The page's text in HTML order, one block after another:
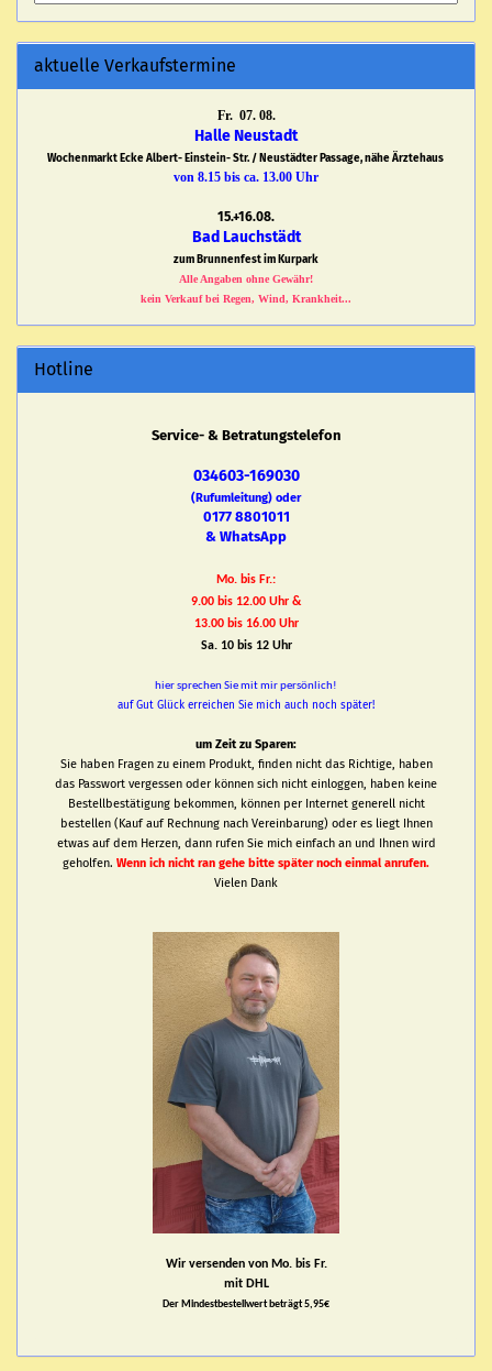
aktuelle Verkaufstermine
Fr. 07. 08.
Halle Neustadt
Wochenmarkt Ecke Albert- Einstein- Str. / Neustädter Passage, nähe Ärztehaus
von 8.15 bis ca. 13.00 Uhr
15.+16.08.
Bad Lauchstädt
zum Brunnenfest im Kurpark
Alle Angaben ohne Gewähr!
kein Verkauf bei Regen, Wind, Krankheit...
Hotline
Service- & Betratungstelefon
034603-169030
(Rufumleitung) oder
0177 8801011
& WhatsApp
Mo. bis Fr.:
9.00 bis 12.00 Uhr &
13.00 bis 16.00 Uhr
Sa. 10 bis 12 Uhr
hier sprechen Sie mit mir persönlich!
auf Gut Glück erreichen Sie mich auch noch später!
um Zeit zu Sparen:
Sie haben Fragen zu einem Produkt, finden nicht das Richtige, haben
das Passwort vergessen oder können sich nicht einloggen, haben keine
Bestellbestätigung bekommen, können per Internet generell nicht
bestellen (Kauf auf Rechnung nach Vereinbarung) oder es liegt Ihnen
etwas auf dem Herzen, dann rufen Sie mich einfach an und Ihnen wird
geholfen. Wenn ich nicht ran gehe bitte später noch einmal anrufen.
Vielen Dank
Wir versenden von Mo. bis Fr.
mit DHL
Der Mindestbestellwert beträgt 5,95€